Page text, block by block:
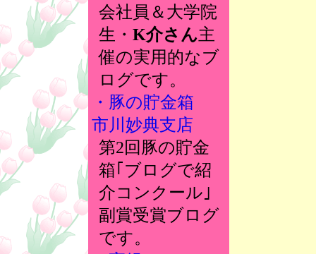
会社員＆大学院
生・ K介さん主
催の実用的なブ
ログです。
・豚の貯金箱
市川妙典支店
第2回豚の貯金
箱｢ブログで紹
介コンクール｣
副賞受賞ブログ
です。